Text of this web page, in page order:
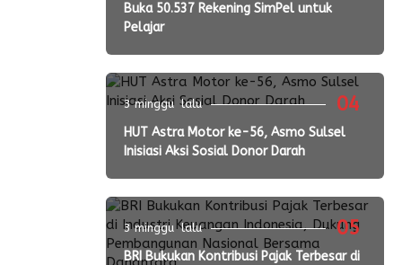
Buka 50.537 Rekening SimPel untuk
Pelajar
04
3 minggu lalu
HUT Astra Motor ke-56, Asmo Sulsel
Inisiasi Aksi Sosial Donor Darah
05
3 minggu lalu
BRI Bukukan Kontribusi Pajak Terbesar di